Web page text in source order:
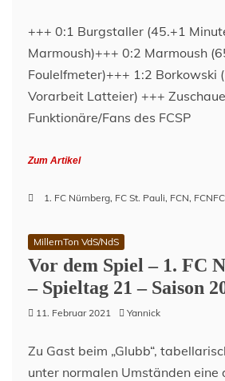
+++ 0:1 Burgstaller (45.+1
Marmoush)+++ 0:2 Marmoush
Foulelfmeter)+++ 1:2 Borkowski
Vorarbeit Latteier) +++
Funktionäre/Fans des FCSP
Zum Artikel
1. FC Nürnberg, FC St. Pauli, FCN,
MillernTon VdS/NdS
Vor dem Spiel – 1. FC
– Spieltag 21 – Saison
11. Februar 2021 Yannick
Zu Gast beim „Glubb“,
unter normalen Umständen eine